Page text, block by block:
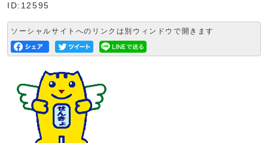
ID:12595
ソーシャルサイトへのリンクは別ウィンドウで開きます